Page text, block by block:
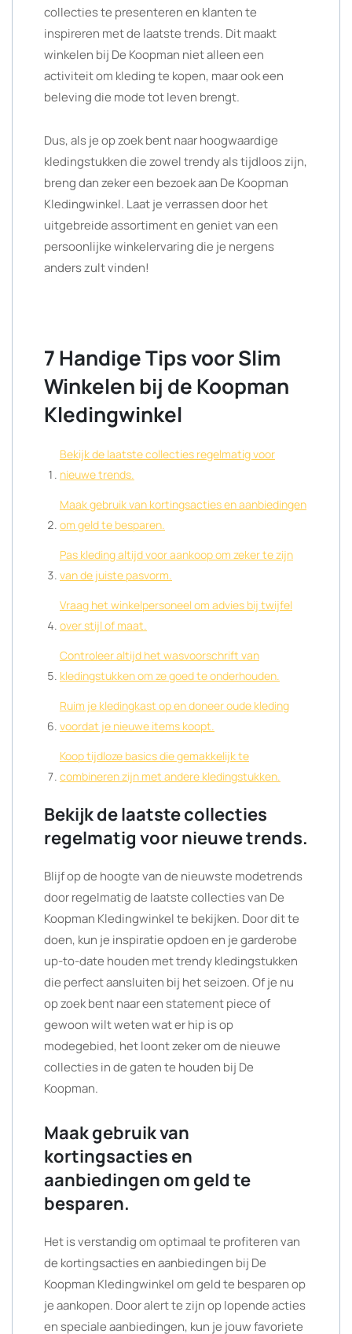
collecties te presenteren en klanten te
inspireren met de laatste trends. Dit maakt
winkelen bij De Koopman niet alleen een
activiteit om kleding te kopen, maar ook een
beleving die mode tot leven brengt.
Dus, als je op zoek bent naar hoogwaardige
kledingstukken die zowel trendy als tijdloos zijn,
breng dan zeker een bezoek aan De Koopman
Kledingwinkel. Laat je verrassen door het
uitgebreide assortiment en geniet van een
persoonlijke winkelervaring die je nergens
anders zult vinden!
7 Handige Tips voor Slim
Winkelen bij de Koopman
Kledingwinkel
Bekijk de laatste collecties regelmatig voor
nieuwe trends.
Maak gebruik van kortingsacties en aanbiedingen
om geld te besparen.
Pas kleding altijd voor aankoop om zeker te zijn
van de juiste pasvorm.
Vraag het winkelpersoneel om advies bij twijfel
over stijl of maat.
Controleer altijd het wasvoorschrift van
kledingstukken om ze goed te onderhouden.
Ruim je kledingkast op en doneer oude kleding
voordat je nieuwe items koopt.
Koop tijdloze basics die gemakkelijk te
combineren zijn met andere kledingstukken.
Bekijk de laatste collecties
regelmatig voor nieuwe trends.
Blijf op de hoogte van de nieuwste modetrends
door regelmatig de laatste collecties van De
Koopman Kledingwinkel te bekijken. Door dit te
doen, kun je inspiratie opdoen en je garderobe
up-to-date houden met trendy kledingstukken
die perfect aansluiten bij het seizoen. Of je nu
op zoek bent naar een statement piece of
gewoon wilt weten wat er hip is op
modegebied, het loont zeker om de nieuwe
collecties in de gaten te houden bij De
Koopman.
Maak gebruik van
kortingsacties en
aanbiedingen om geld te
besparen.
Het is verstandig om optimaal te profiteren van
de kortingsacties en aanbiedingen bij De
Koopman Kledingwinkel om geld te besparen op
je aankopen. Door alert te zijn op lopende acties
en speciale aanbiedingen, kun je jouw favoriete